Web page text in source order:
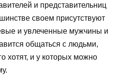
и представительниц
своем присутствуют
и увлеченные мужчины и
общаться с людьми,
хотят, и у которых можно